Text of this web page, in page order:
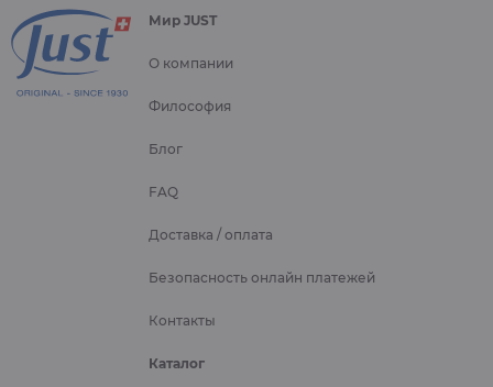
Мир JUST
О компании
Философия
Блог
FAQ
Доставка / оплата
Безопасность онлайн платежей
Контакты
Каталог